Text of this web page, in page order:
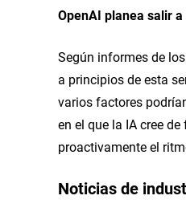
OpenAI planea salir
Según informes de
a principios de esta
varios factores
en el que la IA cree
proactivamente el
Noticias de